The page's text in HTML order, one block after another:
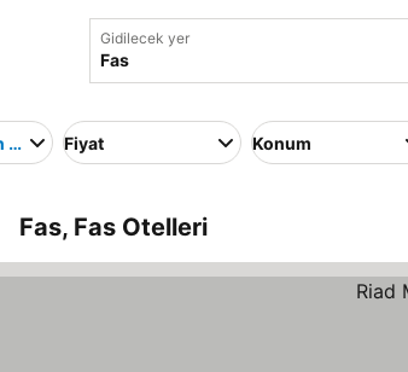
Gidilecek yer
yükseğeFiyat Konum
Fas, Fas Otelleri